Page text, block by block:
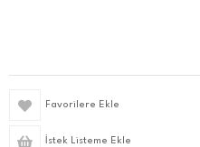
Favorilere Ekle
İstek Listeme Ekle